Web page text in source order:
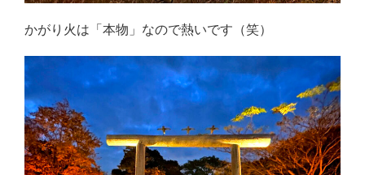
かがり火は「本物」なので熱いです（笑）